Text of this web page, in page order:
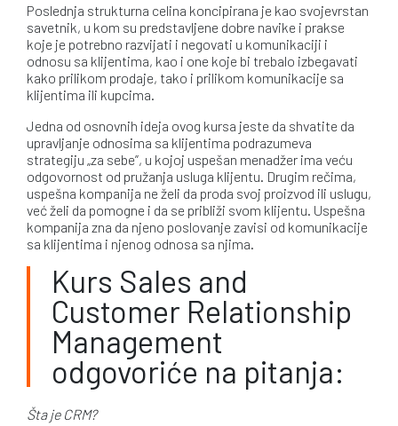
Poslednja strukturna celina koncipirana je kao svojevrstan
savetnik, u kom su predstavljene dobre navike i prakse
koje je potrebno razvijati i negovati u komunikaciji i
odnosu sa klijentima, kao i one koje bi trebalo izbegavati
kako prilikom prodaje, tako i prilikom komunikacije sa
klijentima ili kupcima.
Jedna od osnovnih ideja ovog kursa jeste da shvatite da
upravljanje odnosima sa klijentima podrazumeva
strategiju „za sebe”, u kojoj uspešan menadžer ima veću
odgovornost od pružanja usluga klijentu. Drugim rečima,
uspešna kompanija ne želi da proda svoj proizvod ili uslugu,
već želi da pomogne i da se približi svom klijentu. Uspešna
kompanija zna da njeno poslovanje zavisi od komunikacije
sa klijentima i njenog odnosa sa njima.
Kurs Sales and
Customer Relationship
Management
odgovoriće na pitanja:
Šta je CRM?